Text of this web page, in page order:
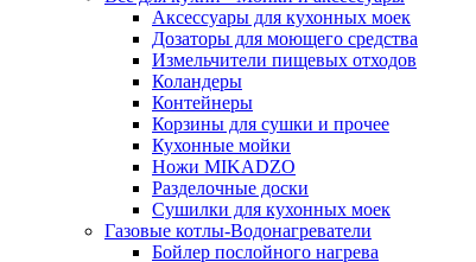
Аксессуары для кухонных моек
Дозаторы для моющего средства
Измельчители пищевых отходов
Коландеры
Контейнеры
Корзины для сушки и прочее
Кухонные мойки
Ножи MIKADZO
Разделочные доски
Сушилки для кухонных моек
Газовые котлы-Водонагреватели
Бойлер послойного нагрева